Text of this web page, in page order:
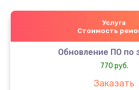
Услуга
Стоимость
Обновление ПО по
770 руб.
Заказать